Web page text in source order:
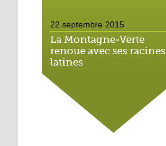
22 septembre 2015
La Montagne-Verte
renoue avec ses racines
latines
22 septembre 2015
Un Carrefour Contact à
l'Elsau courant automne